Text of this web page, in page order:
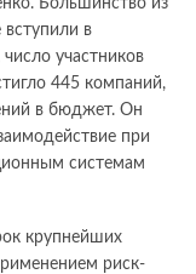
вступили в
участников
445 компаний,
в бюджет. Он
при
системам
крупнейших
риск-